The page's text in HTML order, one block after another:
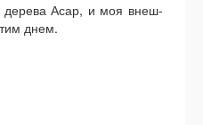
дерева Асар, и моя внеш-
днем.